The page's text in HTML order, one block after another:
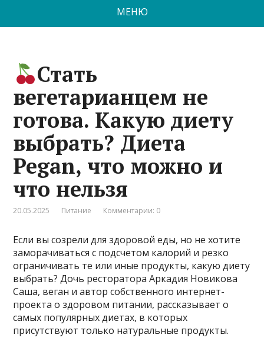
МЕНЮ
Стать
вегетарианцем не
готова. Какую диету
выбрать? Диета
Pegan, что можно и
что нельзя
20.05.2025 Питание Комментарии: 0
Если вы созрели для здоровой еды, но не хотите
заморачиваться с подсчетом калорий и резко
ограничивать те или иные продукты, какую диету
выбрать? Дочь ресторатора Аркадия Новикова
Саша, веган и автор собственного интернет-
проекта о здоровом питании, рассказывает о
самых популярных диетах, в которых
присутствуют только натуральные продукты.